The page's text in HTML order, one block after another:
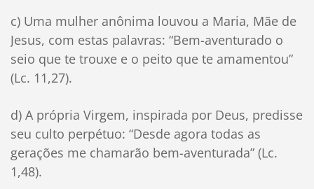
c) Uma mulher anônima louvou a Maria, Mãe de
Jesus, com estas palavras: “Bem-aventurado o
seio que te trouxe e o peito que te amamentou”
(Lc. 11,27).
d) A própria Virgem, inspirada por Deus, predisse
seu culto perpétuo: “Desde agora todas as
gerações me chamarão bem-aventurada” (Lc.
1,48).